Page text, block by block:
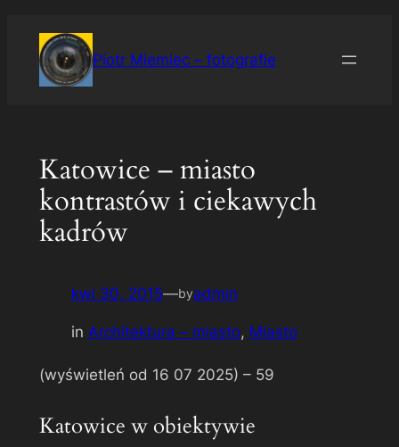
treści
Piotr Miemiec – fotografie
Katowice – miasto
kontrastów i ciekawych
kadrów
kwi 30, 2015—byadmin
in Architektura – miasto, Miasto
(wyświetleń od 16 07 2025) – 59
Katowice w obiektywie